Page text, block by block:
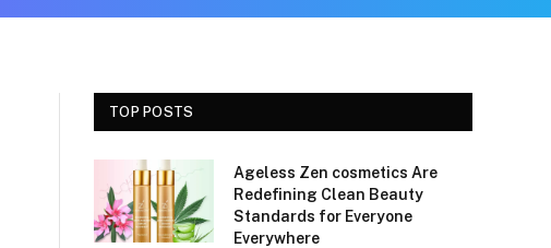
TOP POSTS
Ageless Zen cosmetics Are
Redefining Clean Beauty
Standards for Everyone
Everywhere